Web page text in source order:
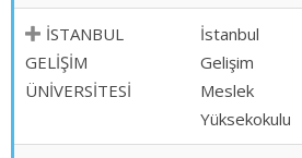
İSTANBUL
GELİŞİM
ÜNİVERSİTESİ
İstanbul
Gelişim
Meslek
Yüksekokulu